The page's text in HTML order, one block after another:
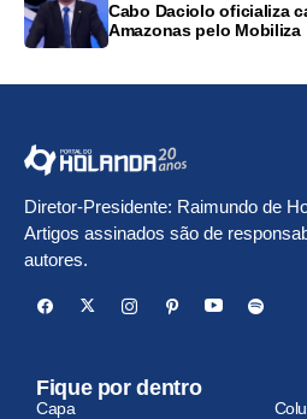
Cabo Daciolo oficializa
Amazonas pelo Mobiliza
Diretor-Presidente: Raimundo de
Artigos assinados são de
autores.
Fique por dentro
Capa